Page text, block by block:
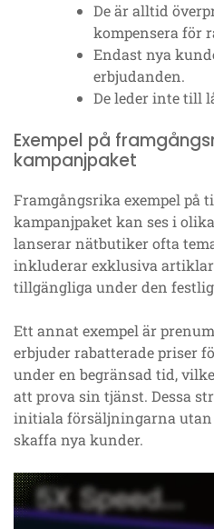
De är alltid
kompensera för
Endast nya
erbjudanden.
De leder inte till
Exempel på
kampanjpaket
Framgångsrika exempel på
kampanjpaket kan ses i
lanserar nätbutiker ofta
inkluderar exklusiva
tillgängliga under den
Ett annat exempel är
erbjuder rabatterade priser
under en begränsad tid,
att prova sin tjänst. Dessa
initiala försäljningarna
skaffa nya kunder.